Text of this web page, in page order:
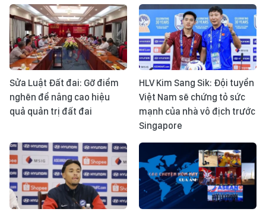
Sửa Luật Đất đai: Gỡ điểm
nghẽn để nâng cao hiệu
quả quản trị đất đai
HLV Kim Sang Sik: Đội tuyển
Việt Nam sẽ chứng tỏ sức
mạnh của nhà vô địch trước
Singapore